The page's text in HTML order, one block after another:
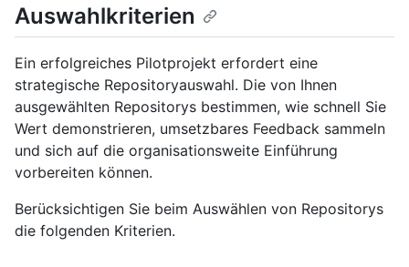
Auswahlkriterien
Ein erfolgreiches Pilotprojekt erfordert eine
strategische Repositoryauswahl. Die von Ihnen
ausgewählten Repositorys bestimmen, wie schnell Sie
Wert demonstrieren, umsetzbares Feedback sammeln
und sich auf die organisationsweite Einführung
vorbereiten können.
Berücksichtigen Sie beim Auswählen von Repositorys
die folgenden Kriterien.